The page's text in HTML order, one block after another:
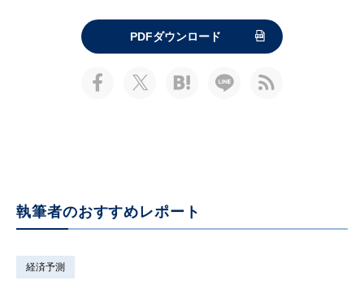
PDFダウンロード
執筆者のおすすめレポート
経済予測